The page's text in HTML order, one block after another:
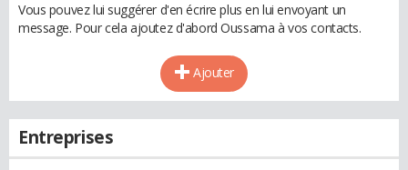
Vous pouvez lui suggérer d'en écrire plus en lui envoyant un
message. Pour cela ajoutez d'abord Oussama à vos contacts.
Ajouter
Entreprises